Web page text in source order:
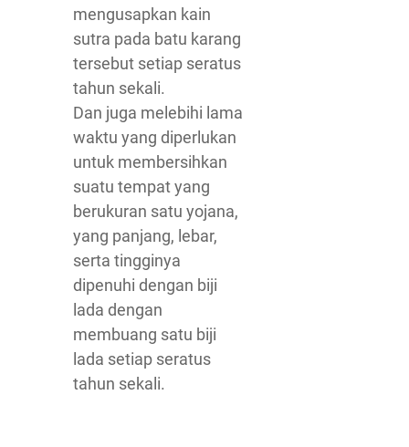
mengusapkan kain
sutra pada batu karang
tersebut setiap seratus
tahun sekali.
Dan juga melebihi lama
waktu yang diperlukan
untuk membersihkan
suatu tempat yang
berukuran satu yojana,
yang panjang, lebar,
serta tingginya
dipenuhi dengan biji
lada dengan
membuang satu biji
lada setiap seratus
tahun sekali.